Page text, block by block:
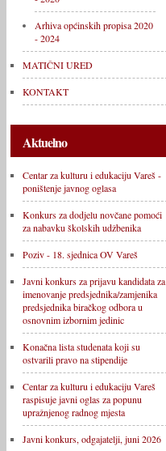
Arhiva općinskih propisa 2020
- 2024
MATIČNI URED
KONTAKT
Aktuelno
Centar za kulturu i edukaciju Vareš -
poništenje javnog oglasa
Konkurs za dodjelu novčane pomoći
za nabavku školskih udžbenika
Poziv - 18. sjednica OV Vareš
Javni konkurs za prijavu kandidata za
imenovanje predsjednika/zamjenika
predsjednika biračkog odbora u
osnovnim izbornim jedinic
Konačna lista studenata koji su
ostvarili pravo na stipendije
Centar za kulturu i edukaciju Vareš
raspisuje javni oglas za popunu
upražnjenog radnog mjesta
Javni konkurs, odgajatelji, juni 2026